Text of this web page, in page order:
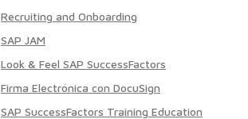
Recruiting and Onboarding
SAP JAM
Look & Feel SAP SuccessFactors
Firma Electrónica con DocuSign
SAP SuccessFactors Training Education